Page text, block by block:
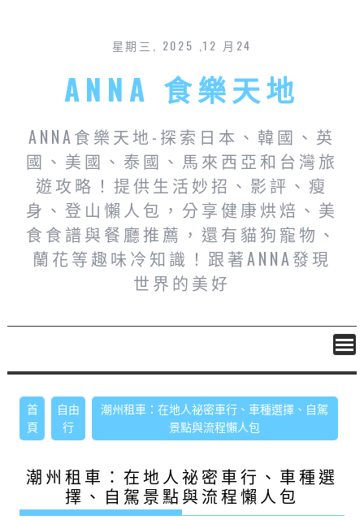
星期三, 2025 ,12 月24
ANNA 食樂天地
ANNA食樂天地-探索日本、韓國、英
國、美國、泰國、馬來西亞和台灣旅
遊攻略！提供生活妙招、影評、瘦
身、登山懶人包，分享健康烘焙、美
食食譜與餐廳推薦，還有貓狗寵物、
蘭花等趣味冷知識！跟著ANNA發現
世界的美好
首
頁
自由
行
潮州租車：在地人祕密車行、車種選擇、自駕
景點與流程懶人包
潮州租車：在地人祕密車行、車種選
擇、自駕景點與流程懶人包